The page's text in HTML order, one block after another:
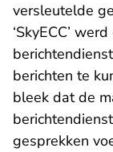
versleutelde
‘SkyECC’
berichten te
bleek dat de
gesprekken